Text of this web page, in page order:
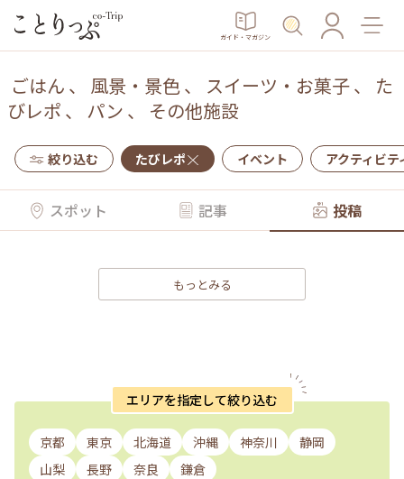
ガイド・マガジン
ごはん 、 風景・景色、 スイーツ・お菓子、 た
びレポ 、 パン 、 その他施設
絞り込む たびレポ イベント アクティビテ
スポット 記事 投稿
もっとみる
エリアを指定して絞り込む
京都 東京 北海道 沖縄 神奈川
静岡
山梨
長野 奈良 鎌倉